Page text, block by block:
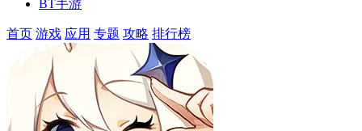
BT手游
首页 游戏 应用 专题 攻略 排行榜